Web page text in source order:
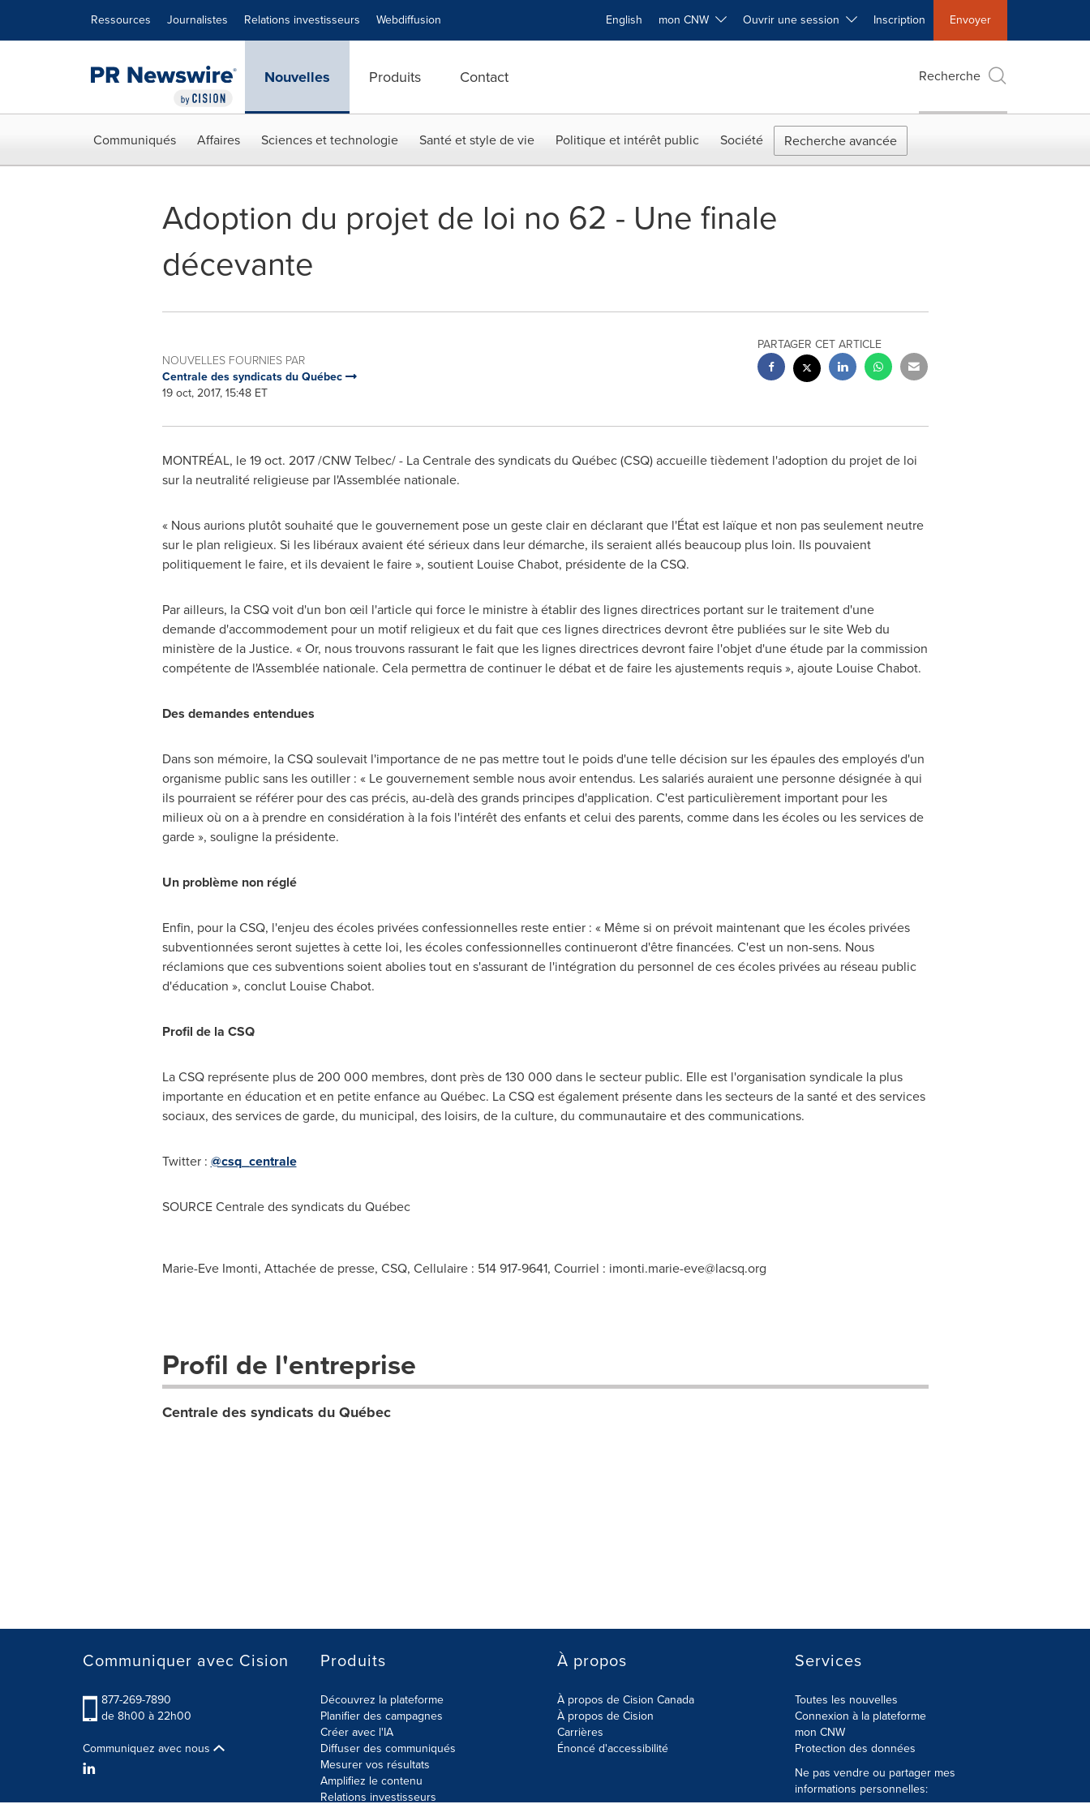
Ressources Journalistes Relations investisseurs Webdiffusion English mon CNW Ouvrir une session Inscription Envoyer
Nouvelles Produits Contact Recherche
Communiqués Affaires Sciences et technologie Santé et style de vie Politique et intérêt public Société Recherche avancée
Adoption du projet de loi no 62 - Une finale
décevante
NOUVELLES FOURNIES PAR
Centrale des syndicats du Québec
19 oct, 2017, 15:48 ET
PARTAGER CET ARTICLE
MONTRÉAL, le19 oct. 2017/CNW Telbec/ - La Centrale des syndicats du Québec (CSQ) accueille tièdement l'adoption du projet de loi
sur la neutralité religieuse par l'Assemblée nationale.
« Nous aurions plutôt souhaité que le gouvernement pose un geste clair en déclarant que l'État est laïque et non pas seulement neutre
sur le plan religieux. Si les libéraux avaient été sérieux dans leur démarche, ils seraient allés beaucoup plus loin. Ils pouvaient
politiquement le faire, et ils devaient le faire », soutient Louise Chabot, présidente de la CSQ.
Par ailleurs, la CSQ voit d'un bon œil l'article qui force le ministre à établir des lignes directrices portant sur le traitement d'une
demande d'accommodement pour un motif religieux et du fait que ces lignes directrices devront être publiées sur le site Web du
ministère de la Justice. « Or, nous trouvons rassurant le fait que les lignes directrices devront faire l'objet d'une étude par la commission
compétente de l'Assemblée nationale. Cela permettra de continuer le débat et de faire les ajustements requis », ajoute Louise Chabot.
Des demandes entendues
Dans son mémoire, la CSQ soulevait l'importance de ne pas mettre tout le poids d'une telle décision sur les épaules des employés d'un
organisme public sans les outiller : « Le gouvernement semble nous avoir entendus. Les salariés auraient une personne désignée à qui
ils pourraient se référer pour des cas précis, au-delà des grands principes d'application. C'est particulièrement important pour les
milieux où on a à prendre en considération à la fois l'intérêt des enfants et celui des parents, comme dans les écoles ou les services de
garde », souligne la présidente.
Un problème non réglé
Enfin, pour la CSQ, l'enjeu des écoles privées confessionnelles reste entier : « Même si on prévoit maintenant que les écoles privées
subventionnées seront sujettes à cette loi, les écoles confessionnelles continueront d'être financées. C'est un non-sens. Nous
réclamions que ces subventions soient abolies tout en s'assurant de l'intégration du personnel de ces écoles privées au réseau public
d'éducation », conclut Louise Chabot.
Profil de la CSQ
La CSQ représente plus de 200 000 membres, dont près de 130 000 dans le secteur public. Elle est l'organisation syndicale la plus
importante en éducation et en petite enfance au Québec. La CSQ est également présente dans les secteurs de la santé et des services
sociaux, des services de garde, du municipal, des loisirs, de la culture, du communautaire et des communications.
Twitter : @csq_centrale
SOURCE Centrale des syndicats du Québec
Marie-Eve Imonti, Attachée de presse, CSQ, Cellulaire : 514 917-9641, Courriel : imonti.marie-eve@lacsq.org
Profil de l'entreprise
Centrale des syndicats du Québec
Communiquer avec Cision
877-269-7890
de 8h00 à 22h00
Communiquez avec nous
Produits
Découvrez la plateforme
Planifier des campagnes
Créer avec l'IA
Diffuser des communiqués
Mesurer vos résultats
Amplifiez le contenu
Relations investisseurs
À propos
À propos de Cision Canada
À propos de Cision
Carrières
Énoncé d'accessibilité
Services
Toutes les nouvelles
Connexion à la plateforme
mon CNW
Protection des données
Ne pas vendre ou partager mes
informations personnelles: